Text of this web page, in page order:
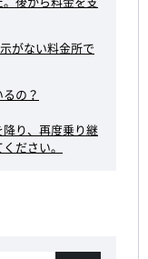
がない料金所で
の？
り、再度乗り継
ださい。